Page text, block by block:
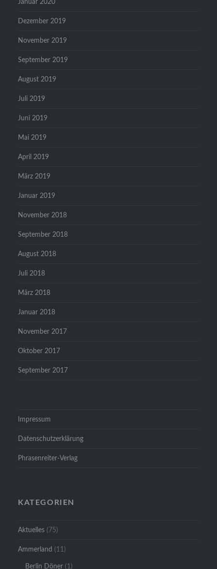
Januar 2020
Dezember 2019
November 2019
September 2019
August 2019
Juli 2019
Juni 2019
Mai 2019
April 2019
März 2019
Januar 2019
November 2018
September 2018
August 2018
Juli 2018
März 2018
Januar 2018
November 2017
Oktober 2017
September 2017
Impressum
Datenschutzerklärung
Phrasenreiter-Verlag
KATEGORIEN
Aktuelles (75)
Ammerland (11)
Berlin Döner (1)